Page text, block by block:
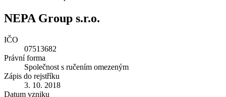
NEPA Group s.r.o.
IČO
07513682
Právní forma
Společnost s ručením omezeným
Zápis do rejstříku
3. 10. 2018
Datum vzniku